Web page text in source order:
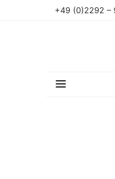
+49 (0)2292 –